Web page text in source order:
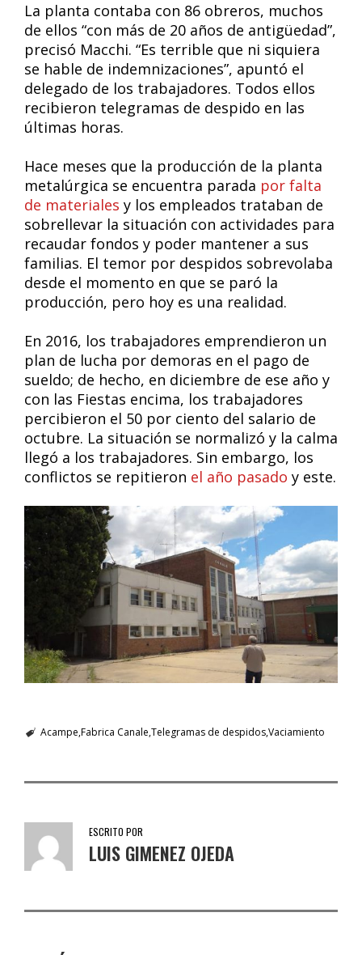
La planta contaba con 86 obreros, muchos
de ellos “con más de 20 años de antigüedad”,
precisó Macchi. “Es terrible que ni siquiera
se hable de indemnizaciones”, apuntó el
delegado de los trabajadores. Todos ellos
recibieron telegramas de despido en las
últimas horas.
Hace meses que la producción de la planta
metalúrgica se encuentra parada por falta
de materiales y los empleados trataban de
sobrellevar la situación con actividades para
recaudar fondos y poder mantener a sus
familias. El temor por despidos sobrevolaba
desde el momento en que se paró la
producción, pero hoy es una realidad.
En 2016, los trabajadores emprendieron un
plan de lucha por demoras en el pago de
sueldo; de hecho, en diciembre de ese año y
con las Fiestas encima, los trabajadores
percibieron el 50 por ciento del salario de
octubre. La situación se normalizó y la calma
llegó a los trabajadores. Sin embargo, los
conflictos se repitieron el año pasado y este.
Acampe Fabrica Canale Telegramas de despidosVaciamiento
ESCRITO POR
LUIS GIMENEZ OJEDA